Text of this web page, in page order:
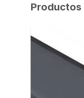
Productos